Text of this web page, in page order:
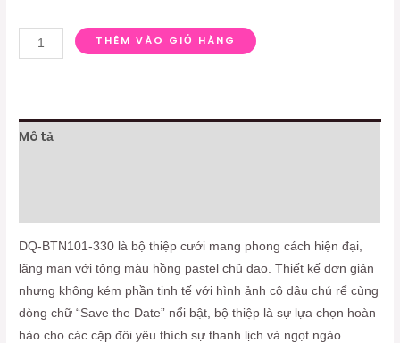
THÊM VÀO GIỎ HÀNG
Mô tả
DQ-BTN101-330 là bộ thiệp cưới mang phong cách hiện đại,
lãng mạn với tông màu hồng pastel chủ đạo. Thiết kế đơn giản
nhưng không kém phần tinh tế với hình ảnh cô dâu chú rể cùng
dòng chữ “Save the Date” nổi bật, bộ thiệp là sự lựa chọn hoàn
hảo cho các cặp đôi yêu thích sự thanh lịch và ngọt ngào.